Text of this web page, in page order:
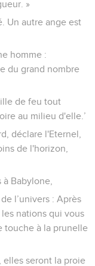
»
Un autre ange est
homme :
du grand nombre
de feu tout
au milieu d'elle.’
déclare l'Eternel,
de l'horizon,
Babylone,
l’univers : Après
nations qui vous
touche à la prunelle
elles seront la proie